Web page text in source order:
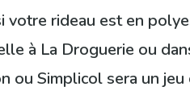
votre rideau est en
à La Droguerie ou
ou Simplicol sera un jeu